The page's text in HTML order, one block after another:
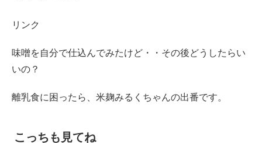
リンク
味噌を自分で仕込んでみたけど・・その後どうしたらい
いの？
離乳食に困ったら、米麹みるくちゃんの出番です。
こっちも見てね